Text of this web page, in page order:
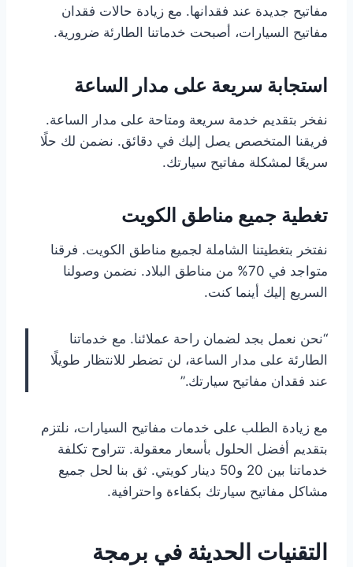
مفاتيح جديدة عند فقدانها. مع زيادة حالات فقدان
مفاتيح السيارات، أصبحت خدماتنا الطارئة ضرورية.
استجابة سريعة على مدار الساعة
نفخر بتقديم خدمة سريعة ومتاحة على مدار الساعة.
فريقنا المتخصص يصل إليك في دقائق. نضمن لك حلًا
سريعًا لمشكلة مفاتيح سيارتك.
تغطية جميع مناطق الكويت
نفتخر بتغطيتنا الشاملة لجميع مناطق الكويت. فرقنا
متواجد في 70% من مناطق البلاد. نضمن وصولنا
السريع إليك أينما كنت.
“نحن نعمل بجد لضمان راحة عملائنا. مع خدماتنا
الطارئة على مدار الساعة، لن تضطر للانتظار طويلًا
عند فقدان مفاتيح سيارتك.”
مع زيادة الطلب على خدمات مفاتيح السيارات، نلتزم
بتقديم أفضل الحلول بأسعار معقولة. تتراوح تكلفة
خدماتنا بين 20 و50 دينار كويتي. ثق بنا لحل جميع
مشاكل مفاتيح سيارتك بكفاءة واحترافية.
التقنيات الحديثة في برمجة